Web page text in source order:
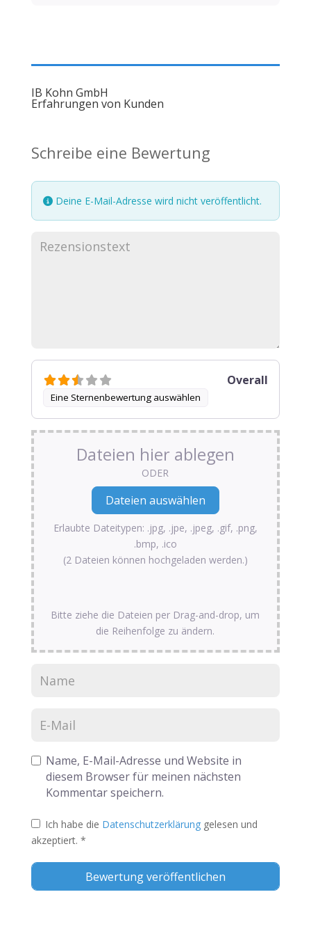
IB Kohn GmbH
Erfahrungen von Kunden
Schreibe eine Bewertung
Deine E-Mail-Adresse wird nicht veröffentlicht.
Eine Sternenbewertung auswählen
Overall
Dateien hier ablegen
ODER
Erlaubte Dateitypen: .jpg, .jpe, .jpeg, .gif, .png,
.bmp, .ico
(2 Dateien können hochgeladen werden.)
Bitte ziehe die Dateien per Drag-and-drop, um
die Reihenfolge zu ändern.
Name, E-Mail-Adresse und Website in
diesem Browser für meinen nächsten
Kommentar speichern.
Ich habe die Datenschutzerklärung gelesen und
akzeptiert. *